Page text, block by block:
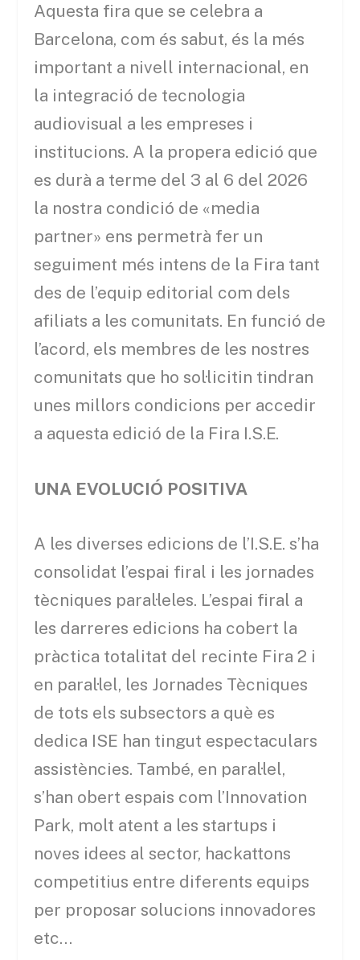
Aquesta fira que se celebra a
Barcelona, ​​com és sabut, és la més
important a nivell internacional, en
la integració de tecnologia
audiovisual a les empreses i
institucions. A la propera edició que
es durà a terme del 3 al 6 del 2026
la nostra condició de «media
partner» ens permetrà fer un
seguiment més intens de la Fira tant
des de l’equip editorial com dels
afiliats a les comunitats. En funció de
l’acord, els membres de les nostres
comunitats que ho sol·licitin tindran
unes millors condicions per accedir
a aquesta edició de la Fira I.S.E.
UNA EVOLUCIÓ POSITIVA
A les diverses edicions de l’I.S.E. s’ha
consolidat l’espai firal i les jornades
tècniques paral·leles. L’espai firal a
les darreres edicions ha cobert la
pràctica totalitat del recinte Fira 2 i
en paral·lel, les Jornades Tècniques
de tots els subsectors a què es
dedica ISE han tingut espectaculars
assistències. També, en paral·lel,
s’han obert espais com l’Innovation
Park, molt atent a les startups i
noves idees al sector, hackattons
competitius entre diferents equips
per proposar solucions innovadores
etc…